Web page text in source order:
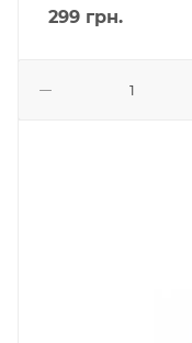
299 грн.